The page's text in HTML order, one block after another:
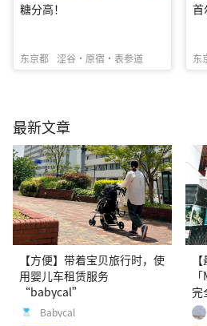
糖分高！
东京都 涩谷・原宿・表参道
首
东
最新文章
【方便】带着宝贝旅行时，使
用婴儿车租赁服务
“babycal”
Babycal
完